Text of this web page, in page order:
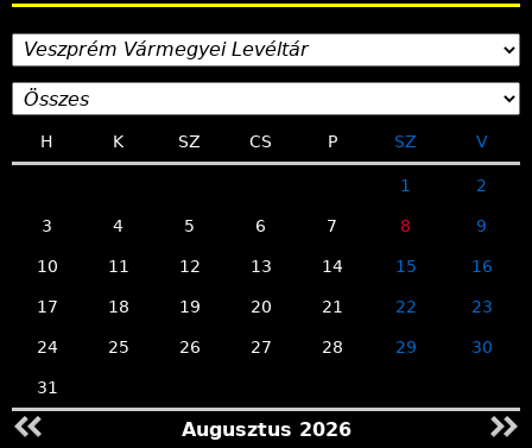
H K SZ CS P SZ V
1 2
3 4 5 6 7 8 9
10 11 12 13 14 15 16
17 18 19 20 21 22 23
24 25 26 27 28 29 30
31
Augusztus 2026